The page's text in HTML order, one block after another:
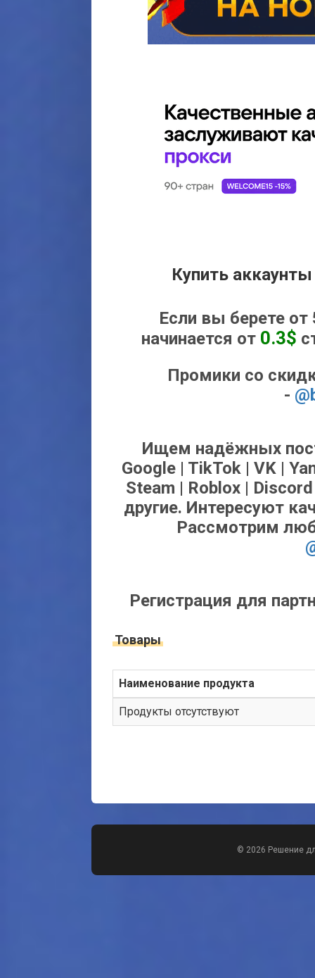
Купить
Если вы берете от
начинается от 0.3$
Промики со
-
Ищем надёжных
Google | TikTok | VK |
Steam | Roblox |
другие. Интересуют
Рассмотрим
Регистрация для
Товары
Наименование продукта
Продукты отсутствуют
© 2026 Решение